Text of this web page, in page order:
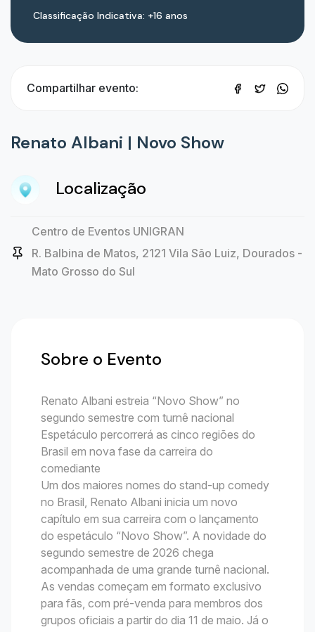
Renato Albani | Novo Show
Localização
Centro de Eventos UNIGRAN
R. Balbina de Matos, 2121 Vila São Luiz, Dourados -
Mato Grosso do Sul
Sobre o Evento
Renato Albani estreia “Novo Show” no
segundo semestre com turnê nacional
Espetáculo percorrerá as cinco regiões do
Brasil em nova fase da carreira do
comediante
Um dos maiores nomes do stand-up comedy
no Brasil, Renato Albani inicia um novo
capítulo em sua carreira com o lançamento
do espetáculo “Novo Show”. A novidade do
segundo semestre de 2026 chega
acompanhada de uma grande turnê nacional.
As vendas começam em formato exclusivo
para fãs, com pré-venda para membros dos
grupos oficiais a partir do dia 11 de maio. Já o
Classificação Indicativa: +16 anos
Compartilhar evento: